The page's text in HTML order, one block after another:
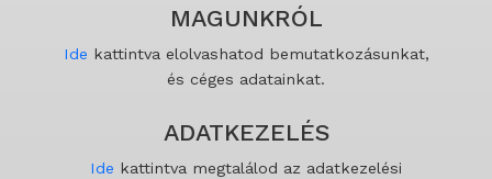
MAGUNKRÓL
Ide kattintva elolvashatod bemutatkozásunkat,
és céges adatainkat.
ADATKEZELÉS
Ide kattintva megtalálod az adatkezelési